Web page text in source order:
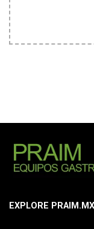
EXPLORE PRAIM.MX